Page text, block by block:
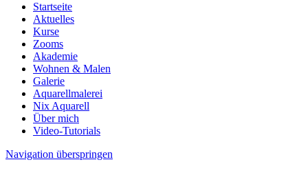
Startseite
Aktuelles
Kurse
Zooms
Akademie
Wohnen & Malen
Galerie
Aquarellmalerei
Nix Aquarell
Über mich
Video-Tutorials
Navigation überspringen